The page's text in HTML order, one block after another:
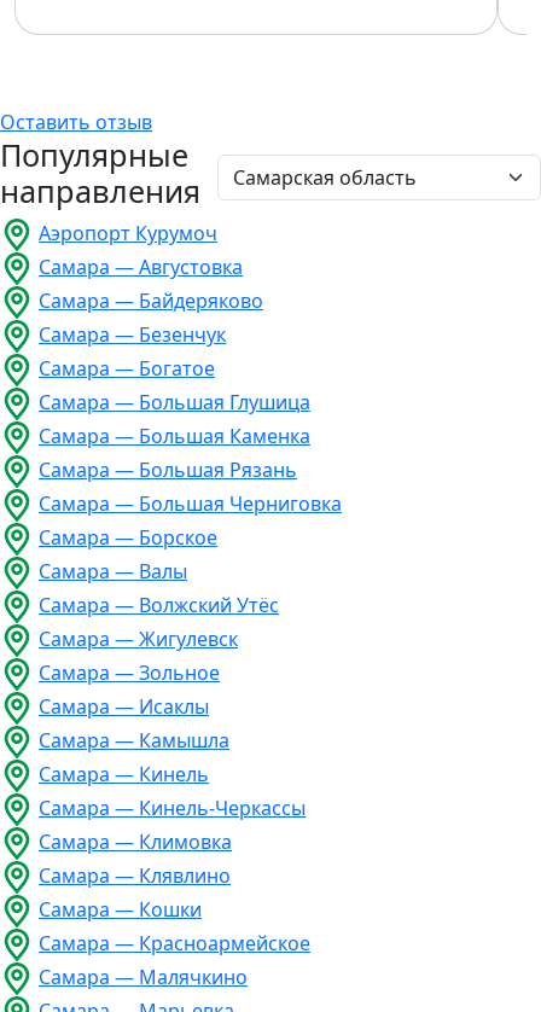
Оставить отзыв
Популярные
направления
Аэропорт Курумоч
Самара — Августовка
Самара — Байдеряково
Самара — Безенчук
Самара — Богатое
Самара — Большая Глушица
Самара — Большая Каменка
Самара — Большая Рязань
Самара — Большая Черниговка
Самара — Борское
Самара — Валы
Самара — Волжский Утёс
Самара — Жигулевск
Самара — Зольное
Самара — Исаклы
Самара — Камышла
Самара — Кинель
Самара — Кинель-Черкассы
Самара — Климовка
Самара — Клявлино
Самара — Кошки
Самара — Красноармейское
Самара — Малячкино